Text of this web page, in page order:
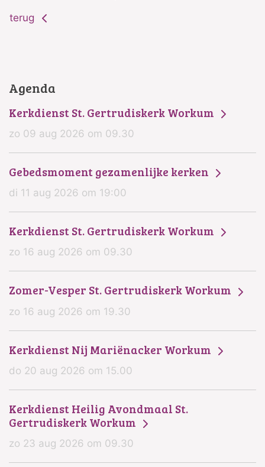
terug
Agenda
Kerkdienst St. Gertrudiskerk Workum
zo 09 aug 2026 om 09.30
Gebedsmoment gezamenlijke kerken
di 11 aug 2026 om 19:00
Kerkdienst St. Gertrudiskerk Workum
zo 16 aug 2026 om 09.30
Zomer-Vesper St. Gertrudiskerk Workum
zo 16 aug 2026 om 19.30
Kerkdienst Nij Mariënacker Workum
do 20 aug 2026 om 15.00
Kerkdienst Heilig Avondmaal St.
Gertrudiskerk Workum
zo 23 aug 2026 om 09.30